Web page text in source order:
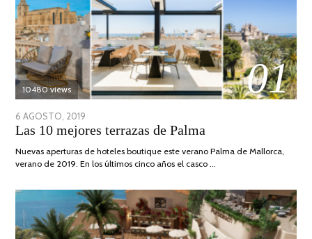
01
10480 views
POSTED
ON
6 AGOSTO, 2019
AGOSTO,
Las 10 mejores terrazas de Palma
Nuevas aperturas de hoteles boutique este verano Palma de Mallorca,
verano de 2019. En los últimos cinco años el casco …